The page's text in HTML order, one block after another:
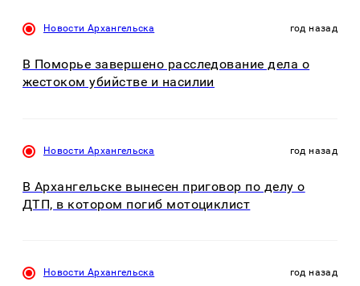
Новости Архангельска год назад
В Поморье завершено расследование дела о
жестоком убийстве и насилии
Новости Архангельска год назад
В Архангельске вынесен приговор по делу о
ДТП, в котором погиб мотоциклист
Новости Архангельска год назад